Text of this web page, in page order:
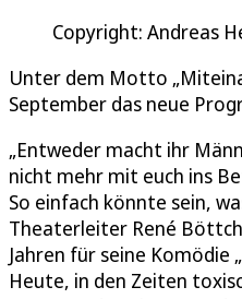
Copyright: Andreas
Unter dem Motto
September das neue
„Entweder macht ihr
nicht mehr mit euch ins
So einfach könnte sein,
Theaterleiter René
Jahren für seine Komödie
Heute, in den Zeiten